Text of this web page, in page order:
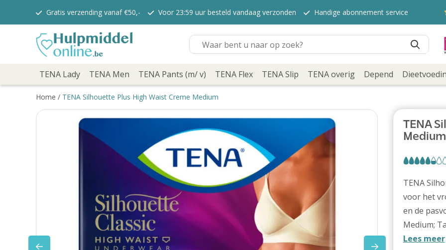
TENA Lady
TENA Lady Pants
TENA Discreet verbanden
TENA Discreet inlegkruisjes
TENA Pants (m/ v)
TENA Slip
TENA Bed
Gratis verzending vanaf €50,- Voor 23:59 uur besteld vandaag verzonden Handige abonnement service
TENA Lady TENA Men TENA Pants (m/ v) TENA Flex TENA Slip TENA overig Depend
Home / TENA Silhouette Plus High Waist Creme Medium
TENA
Medium
TENA
voor het
en de
Medium;
Lees meer